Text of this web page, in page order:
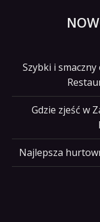
Szybki i
Gdzie zjeść w
Najlepsza